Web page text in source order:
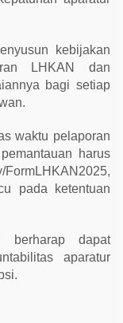
kebijakan
LHKAN dan
bagi setiap
waktu pelaporan
harus
FormLHKAN2025,
pada ketentuan
berharap dapat
aparatur